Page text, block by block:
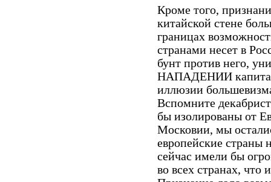
Кроме того,
китайской стене
границах
странами несет в
бунт против него,
НАПАДЕНИИ
иллюзии
Вспомните
бы изолированы от
Московии, мы
европейские страны
сейчас имели бы
во всех странах, что